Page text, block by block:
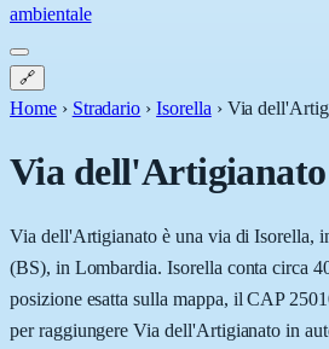
ambientale
🔗
Home › Stradario › Isorella › Via
Via dell'Artigianato
Via dell'Artigianato è una via di Isorella,
(BS), in Lombardia. Isorella conta circa
posizione esatta sulla mappa, il CAP
per raggiungere Via dell'Artigianato in